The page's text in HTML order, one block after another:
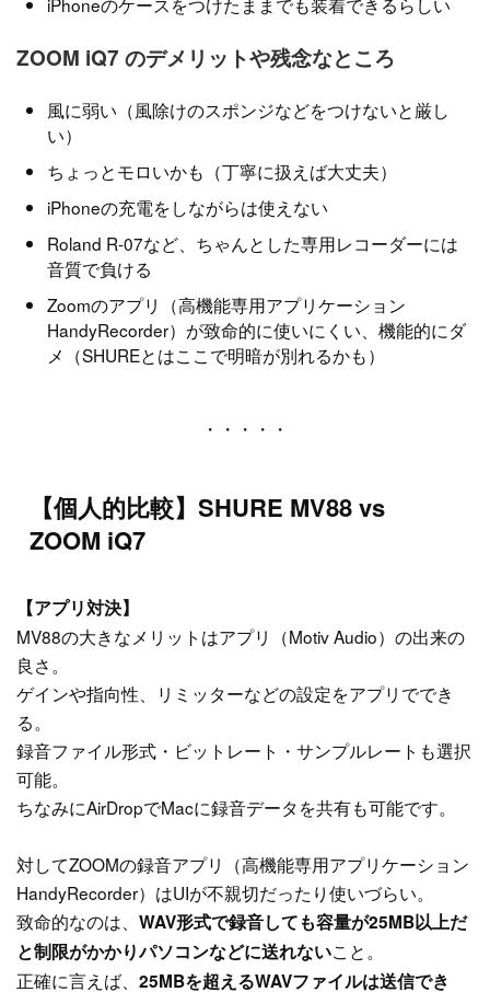
ZOOM iQ7 のデメリットや残念なところ
風に弱い（風除けのスポンジなどをつけないと厳し
い）
ちょっとモロいかも（丁寧に扱えば大丈夫）
iPhoneの充電をしながらは使えない
Roland R-07など、ちゃんとした専用レコーダーには
音質で負ける
Zoomのアプリ（高機能専用アプリケーション
HandyRecorder）が致命的に使いにくい、機能的にダ
メ（SHUREとはここで明暗が別れるかも）
・・・・・
【個人的比較】SHURE MV88 vs
ZOOM iQ7
【アプリ対決】
MV88の大きなメリットはアプリ（Motiv Audio）の出来の
良さ。
ゲインや指向性、リミッターなどの設定をアプリででき
る。
録音ファイル形式・ビットレート・サンプルレートも選択
可能。
ちなみにAirDropでMacに録音データを共有も可能です。
対してZOOMの録音アプリ（高機能専用アプリケーション
HandyRecorder）はUIが不親切だったり使いづらい。
致命的なのは、 WAV形式で録音しても容量が25MB以上だ
と制限がかかりパソコンなどに送れないこと。
正確に言えば、 25MBを超えるWAVファイルは送信でき